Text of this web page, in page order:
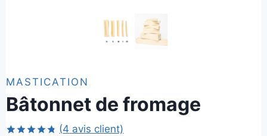
MASTICATION
Bâtonnet de fromage
(4 avis client)